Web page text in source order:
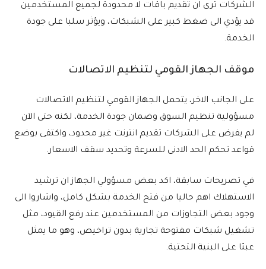
الشركات ترى ان تقديم باقات لا محدودة لجميع المستخدمين
قد يؤدي الى ضغط كبير على الشبكات، ويؤثر سلبا على جودة
الخدمة.
موقف الجهاز القومي لتنظيم الاتصالات
على الجانب الاخر، يتحمل الجهاز القومي لتنظيم الاتصالات
مسؤولية تنظيم السوق وضمان جودة الخدمة، لكنه حتى الآن
لم يفرض على الشركات تقديم انترنت غير محدود، واكتفى بوضع
قواعد تحكم الحد الادنى للسرعة وتحديد سقف الاسعار.
في تصريحات سابقة، اكد بعض مسؤولي الجهاز ان ترشيد
الاستهلاك اهم حاليا من فتح الخدمة بشكل كامل، واشاروا الى
وجود بعض التجاوزات من المستخدمين عند رفع القيود، مثل
تشغيل شبكات مفتوحة تجارية بدون تراخيص، وهو ما يمثل
عبئا على البنية التحتية.